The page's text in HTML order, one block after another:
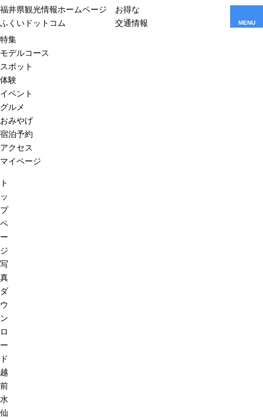
福井県観光情報ホームページ
ふくいドットコム
お得な
交通情報
MENU
特集
モデルコース
スポット
体験
イベント
グルメ
おみやげ
宿泊予約
アクセス
マイページ
ト
ッ
プ
ペ
ー
ジ
写
真
ダ
ウ
ン
ロ
ー
ド
越
前
水
仙